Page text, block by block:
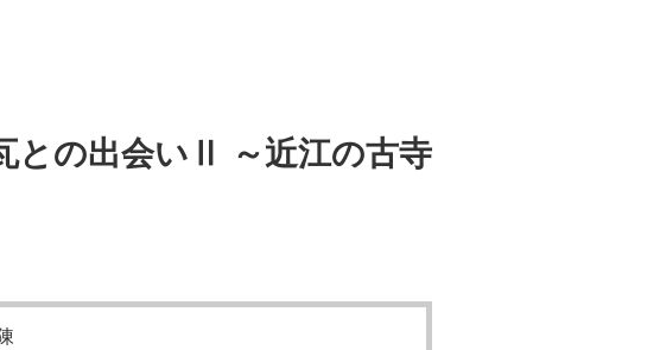
との出会いⅡ ～近江の古寺